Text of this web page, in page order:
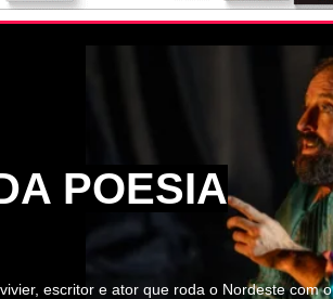
POESIA
escritor e ator que roda o Nordeste com o